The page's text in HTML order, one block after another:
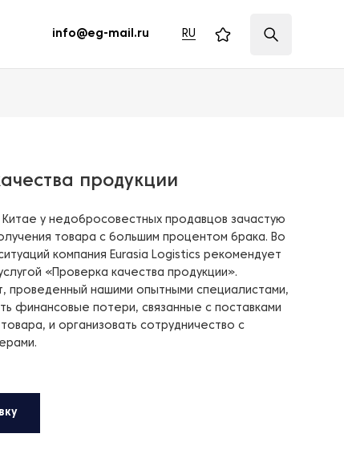
info@eg-mail.ru RU
продукции
Китае у недобросовестных продавцов зачастую
товара с большим процентом брака. Во
компания Eurasia Logistics рекомендует
«Проверка качества продукции».
проведенный нашими опытными специалистами,
финансовые потери, связанные с поставками
и организовать сотрудничество с